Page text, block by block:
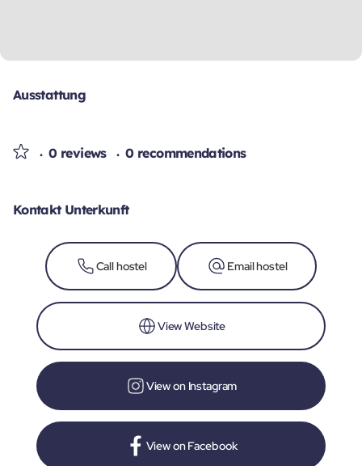
Ausstattung
0 reviews 0 recommendations
Kontakt Unterkunft
Call hostel Email hostel
View Website
View on Instagram
View on Facebook